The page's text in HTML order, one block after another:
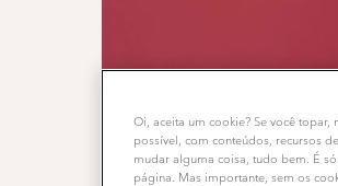
Oi, aceita um cookie? Se você
possível, com conteúdos, recursos
mudar alguma coisa, tudo bem. É
página. Mas importante, sem os